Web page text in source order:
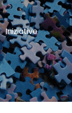
Iniziative